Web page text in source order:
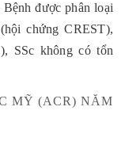
được phân loại
chứng CREST),
SSc không có tổn
MỸ (ACR) NĂM